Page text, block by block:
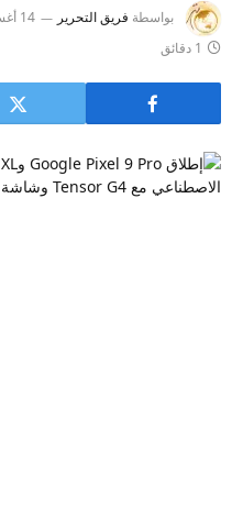
بواسطة فريق التحرير 14 أغسطس، 2024
1 دقائق